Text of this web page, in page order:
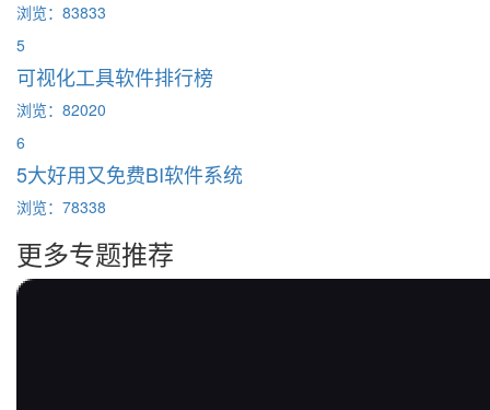
浏览：83833
5
可视化工具软件排行榜
浏览：82020
6
5大好用又免费BI软件系统
浏览：78338
更多专题推荐